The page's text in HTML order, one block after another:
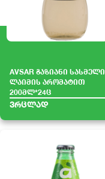
AVSAR გაზიანი სასმელი
ლაიმის არომატით
200მლ*24ც
ვრცლად